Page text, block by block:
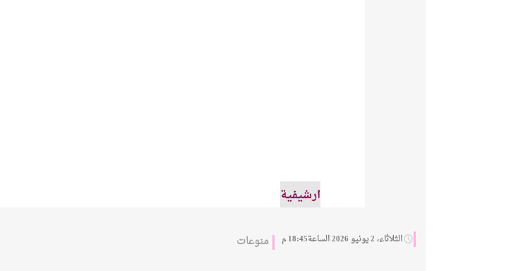
ارشيفية
الثلاثاء، 2 يونيو 2026 الساعة18:45 م منوعات